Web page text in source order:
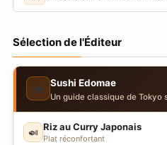
Sélection de l'Éditeur
🍣 Sushi Edomae
Un guide classique de
🍛 Riz au Curry Japonais
Plat réconfortant